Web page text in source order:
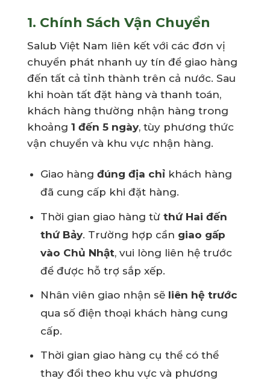
1. Chính Sách Vận Chuyển
Salub Việt Nam liên kết với các đơn vị
chuyển phát nhanh uy tín để giao hàng
đến tất cả tỉnh thành trên cả nước. Sau
khi hoàn tất đặt hàng và thanh toán,
khách hàng thường nhận hàng trong
khoảng 1 đến 5 ngày, tùy phương thức
vận chuyển và khu vực nhận hàng.
Giao hàng đúng địa chỉ khách hàng
đã cung cấp khi đặt hàng.
Thời gian giao hàng từ thứ Hai đến
thứ Bảy. Trường hợp cần giao gấp
vào Chủ Nhật, vui lòng liên hệ trước
để được hỗ trợ sắp xếp.
Nhân viên giao nhận sẽ liên hệ trước
qua số điện thoại khách hàng cung
cấp.
Thời gian giao hàng cụ thể có thể
thay đổi theo khu vực và phương